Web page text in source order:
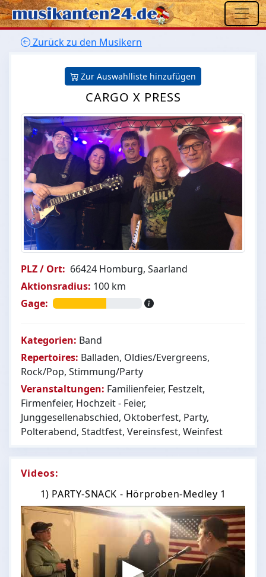
Zurück zu den Musikern
Zur Auswahlliste hinzufügen
CARGO X PRESS
PLZ / Ort: 66424 Homburg, Saarland
Aktionsradius: 100 km
Gage:
Kategorien: Band
Repertoires: Balladen, Oldies/Evergreens,
Rock/Pop, Stimmung/Party
Veranstaltungen: Familienfeier, Festzelt,
Firmenfeier, Hochzeit - Feier,
Junggesellenabschied, Oktoberfest, Party,
Polterabend, Stadtfest, Vereinsfest, Weinfest
Videos:
1) PARTY-SNACK - Hörproben-Medley 1